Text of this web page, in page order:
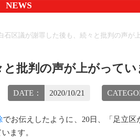
NEWS
石区議が謝罪した後も、続々と批判の声が
批判の声が上がってい
DATE： 2020/10/21
でお伝えしたように、20日、「足立
ます。